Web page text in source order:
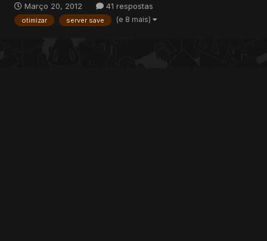
fácil, mas se você quiser estudar mysql e aprender como ele
trabalha, como funciona cada variável, engine...
Março 20, 2012 41 respostas
otimizar server save (e 8 mais)